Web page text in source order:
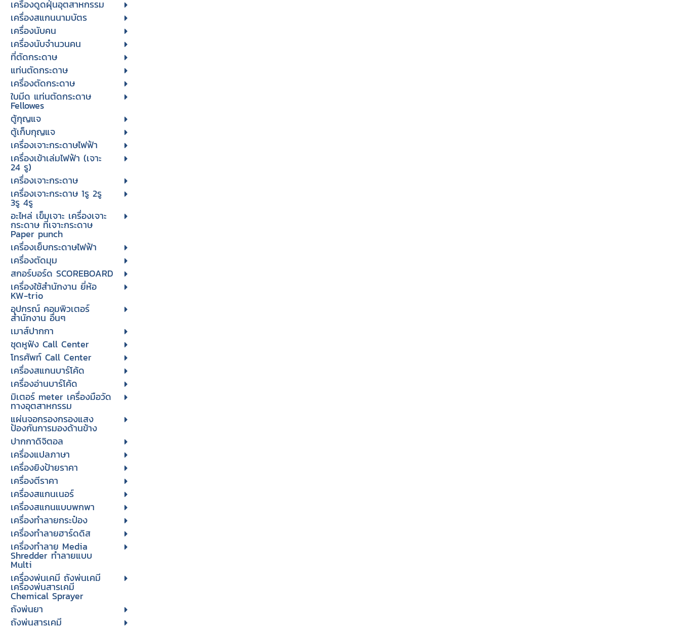
เครื่องดูดฝุ่นอุตสาหกรรม
เครื่องสแกนนามบัตร
เครื่องนับคน
เครื่องนับจํานวนคน
ที่ตัดกระดาษ
แท่นตัดกระดาษ
เครื่องตัดกระดาษ
ใบมีด แท่นตัดกระดาษ
Fellowes
ตู้กุญแจ
ตู้เก็บกุญแจ
เครื่องเจาะกระดาษไฟฟ้า
เครื่องเข้าเล่มไฟฟ้า (เจาะ
24 รู)
เครื่องเจาะกระดาษ
เครื่องเจาะกระดาษ 1รู 2รู
3รู 4รู
อะไหล่ เข็มเจาะ เครื่องเจาะ
กระดาษ ที่เจาะกระดาษ
Paper punch
เครื่องเย็บกระดาษไฟฟ้า
เครื่องตัดมุม
สกอร์บอร์ด SCOREBOARD
เครื่องใช้สำนักงาน ยี่ห้อ
KW-trio
อุปกรณ์ คอมพิวเตอร์
สำนักงาน อื่นๆ
เมาส์ปากกา
ชุดหูฟัง Call Center
โทรศัพท์ Call Center
เครื่องสแกนบาร์โค้ด
เครื่องอ่านบาร์โค้ด
มิเตอร์ meter เครื่องมือวัด
ทางอุตสาหกรรม
แผ่นจอกรองกรองแสง
ป้องกันการมองด้านข้าง
ปากกาดิจิตอล
เครื่องแปลภาษา
เครื่องยิงป้ายราคา
เครื่องตีราคา
เครื่องสแกนเนอร์
เครื่องสแกนแบบพกพา
เครื่องทำลายกระป๋อง
เครื่องทำลายฮาร์ดดิส
เครื่องทำลาย Media
Shredder ทำลายแบบ
Multi
เครื่องพ่นเคมี ถังพ่นเคมี
เครื่องพ่นสารเคมี
Chemical Sprayer
ถังพ่นยา
ถังพ่นสารเคมี